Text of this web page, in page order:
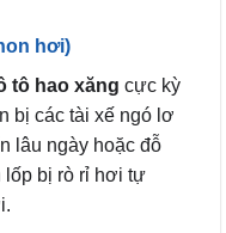
hơi)
tô hao xăng cực kỳ
bị các tài xế ngó lơ
lâu ngày hoặc đỗ
lốp bị rò rỉ hơi tự